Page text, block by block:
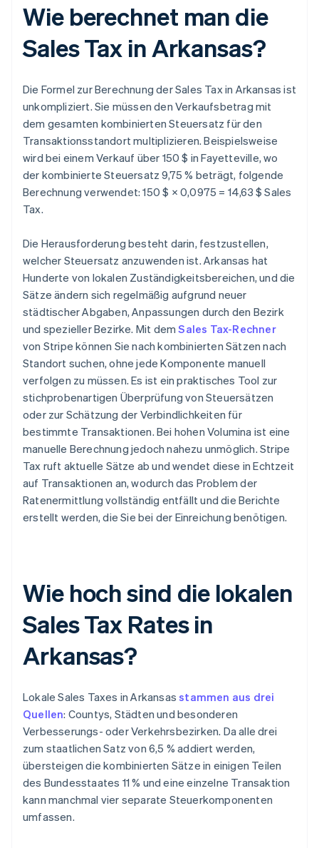
Wie berechnet man die
Sales Tax in Arkansas?
Die Formel zur Berechnung der Sales Tax in Arkansas ist
unkompliziert. Sie müssen den Verkaufsbetrag mit
dem gesamten kombinierten Steuersatz für den
Transaktionsstandort multiplizieren. Beispielsweise
wird bei einem Verkauf über 150 $ in Fayetteville, wo
der kombinierte Steuersatz 9,75 % beträgt, folgende
Berechnung verwendet: 150 $ × 0,0975 = 14,63 $ Sales
Tax.
Die Herausforderung besteht darin, festzustellen,
welcher Steuersatz anzuwenden ist. Arkansas hat
Hunderte von lokalen Zuständigkeitsbereichen, und die
Sätze ändern sich regelmäßig aufgrund neuer
städtischer Abgaben, Anpassungen durch den Bezirk
und spezieller Bezirke. Mit demSales Tax-Rechner
von Stripe können Sie nach kombinierten Sätzen nach
Standort suchen, ohne jede Komponente manuell
verfolgen zu müssen. Es ist ein praktisches Tool zur
stichprobenartigen Überprüfung von Steuersätzen
oder zur Schätzung der Verbindlichkeiten für
bestimmte Transaktionen. Bei hohen Volumina ist eine
manuelle Berechnung jedoch nahezu unmöglich. Stripe
Tax ruft aktuelle Sätze ab und wendet diese in Echtzeit
auf Transaktionen an, wodurch das Problem der
Ratenermittlung vollständig entfällt und die Berichte
erstellt werden, die Sie bei der Einreichung benötigen.
Wie hoch sind die lokalen
Sales Tax Rates in
Arkansas?
Lokale Sales Taxes in Arkansasstammen aus drei
Quellen: Countys, Städten und besonderen
Verbesserungs- oder Verkehrsbezirken. Da alle drei
zum staatlichen Satz von 6,5 % addiert werden,
übersteigen die kombinierten Sätze in einigen Teilen
des Bundesstaates 11 % und eine einzelne Transaktion
kann manchmal vier separate Steuerkomponenten
umfassen.